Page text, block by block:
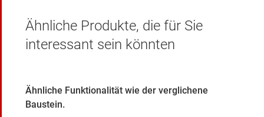
Ähnliche Produkte, die für Sie
interessant sein könnten
Ähnliche Funktionalität wie der verglichene
Baustein.